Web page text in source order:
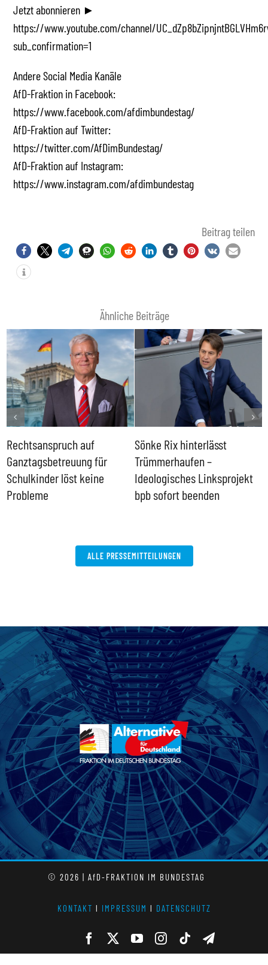
Jetzt abonnieren ►
https://www.youtube.com/channel/
sub_confirmation=1
Andere Social Media Kanäle
AfD-Fraktion in Facebook:
https://www.facebook.com/afdimbundestag/
AfD-Fraktion auf Twitter:
https://twitter.com/AfDimBundestag/
AfD-Fraktion auf Instagram:
https://www.instagram.com/afdimbundestag
Beitrag teilen
Ähnliche Beiträge
Rechtsanspruch auf
Ganztagsbetreuung für
Schulkinder löst keine
Probleme
Sönke Rix hinterlässt
Trümmerhaufen –
Ideologisches Linksprojekt
bpb sofort beenden
ALLE PRESSEMITTEILUNGEN
© 2026 | AfD-FRAKTION IM BUNDESTAG
KONTAKT l IMPRESSUM l DATENSCHUTZ